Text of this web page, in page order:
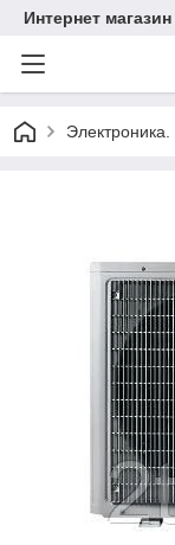
Интернет